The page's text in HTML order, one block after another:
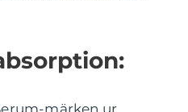
märken ur